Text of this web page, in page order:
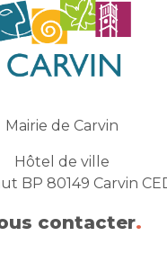
Mairie de Carvin
Hôtel de ville
BP 80149 Carvin
contacter.